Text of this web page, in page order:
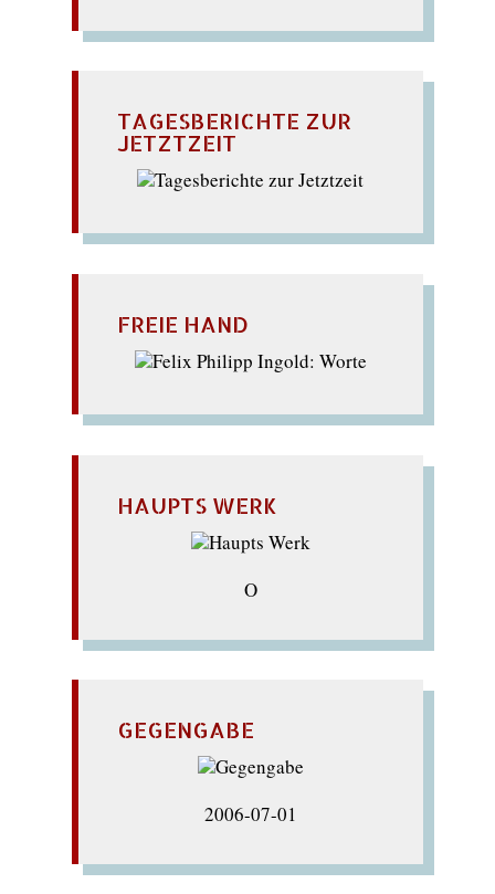
TAGESBERICHTE ZUR
JETZTZEIT
FREIE HAND
HAUPTS WERK
O
GEGENGABE
2006-07-01